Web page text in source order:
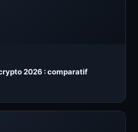
2026 : comparatif